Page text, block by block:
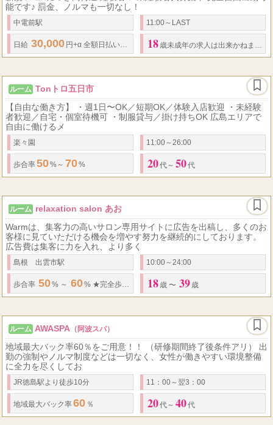
能です♪ 罰金、ノルマも一切なし！
中電前駅 11:00～LAST
日給 30,000 円+α 全額日払い(最高 67 %バック) 紹介金アリ 講習手当
18 歳未成年の求人は出来かねます。
ルーム Tonトロ五日市
【自由な働き方】 ・週1日〜OK／短期OK／体験入店歓迎 ・未経験
者歓迎／自宅・個室待機可 ・制服貸与／掛け持ちOK 広島エリアで
自由に働けるメ
楽々園 11:00～26:00
歩合率50%～ 70% 20代～ 50代
ルーム relaxation salon あお
Warmは、集客力の高いサロン専用サイトに広告を出稿し、多くのお
客様に見ていただける機会を増やす努力を継続的にしております。
広告費は集客に力を入れ、より多く
島根 出雲市駅 10:00～24:00
歩合率 50% ～ 60% ★完全歩合制 日払いOK 料金体系 ​
18 歳 〜 39 歳
ルーム AWASPA （阿波スパ）
地域最大バック率60％をご用意！！ （研修期間終了後条件アリ） 出
勤の強制やノルマ制度などは一切なく、女性が働きやすい環境整備
に全力を尽くしてお
JR徳島駅より徒歩10分 11：00～翌3：00
地域最大バック率60 ％ 20代～ 40代